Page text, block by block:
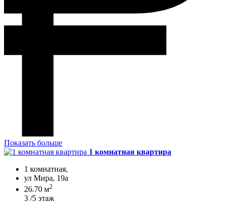
Показать больше
1 комнатная квартира
1 комнатная,
ул Мира, 19а
26.70 м2
3 /5 этаж